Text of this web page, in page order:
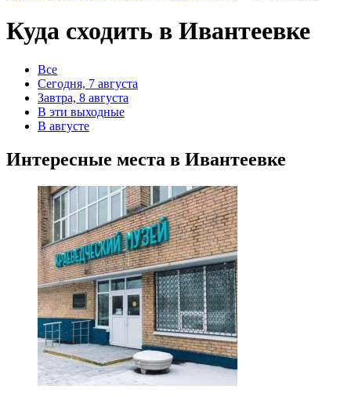
Куда сходить в Ивантеевке
Все
Сегодня, 7 августа
Завтра, 8 августа
В эти выходные
В августе
Интересные места в Ивантеевке